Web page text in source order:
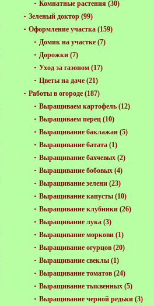
Комнатные растения (30)
Зеленый доктор (99)
Оформление участка (159)
Домик на участке (7)
Дорожки (7)
Уход за газоном (17)
Цветы на даче (21)
Работы в огороде (187)
Выращиваем картофель (12)
Выращиваем перец (10)
Выращивание баклажан (5)
Выращивание батата (1)
Выращивание бахчевых (2)
Выращивание бобовых (4)
Выращивание зелени (23)
Выращивание капусты (10)
Выращивание клубники (26)
Выращивание лука (3)
Выращивание моркови (1)
Выращивание огурцов (20)
Выращивание свеклы (1)
Выращивание томатов (24)
Выращивание тыквенных (5)
Выращивание черной редьки (3)